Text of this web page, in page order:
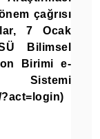
çağrısı
7 Ocak
Bilimsel
Birimi e-
)